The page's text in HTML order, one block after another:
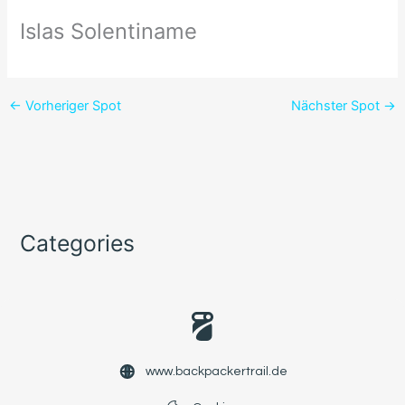
Islas Solentiname
← Vorheriger Spot Nächster Spot →
Categories
www.backpackertrail.de